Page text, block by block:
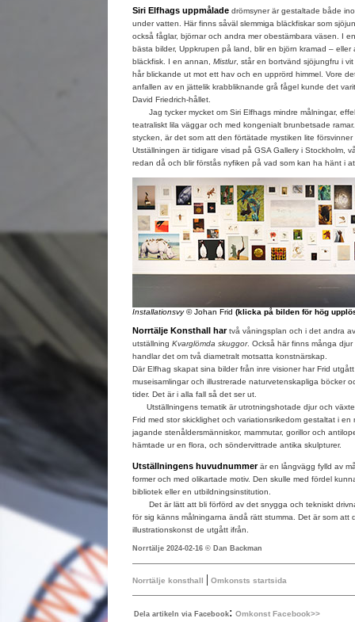
Siri Elfhags uppmålade drömsyner är gestaltade både
under vatten. Här finns såväl slemmiga bläckfiskar som
också fåglar, björnar och andra mer obestämbara väsen. I
bästa bilder, Uppkrupen på land, blir en björn kramad – eller
bläckfisk. I en annan, Mistlur, står en bortvänd sjöjungfru i
hår blickande ut mot ett hav och en upprörd himmel. Vore
anfallen av en jättelik krabbliknande grå fågel kunde det
David Friedrich-hållet.
Jag tycker mycket om Siri Elfhags mindre målningar,
teatraliskt lila väggar och med kongenialt brunbetsade
stycken, är det som att den förtätade mystiken lite
Utställningen är tidigare visad på GSA Gallery i Stockholm,
redan då och blir förstås nyfiken på vad som kan ha hänt i
Installationsvy© Johan Frid (klicka på bilden för hög
Norrtälje Konsthall hartvå våningsplan och i det andra
utställning Kvarglömda skuggor. Också här finns många
handlar det om två diametralt motsatta konstnärskap.
Där Elfhag skapat sina bilder från inre visioner har Frid
museisamlingar och illustrerade naturvetenskapliga böcker
tider. Det är i alla fall så det ser ut.
Utställningens tematik är utrotningshotade djur och
Frid med stor skicklighet och variationsrikedom gestaltat i en
jagande stenåldersmänniskor, mammutar, gorillor och
hämtade ur en flora, och söndervittrade antika skulpturer.
Utställningens huvudnummerär en långvägg fylld av
former och med olikartade motiv. Den skulle med fördel
bibliotek eller en utbildningsinstitution.
Det är lätt att bli förförd av det snygga och tekniskt
för sig känns målningarna ändå rätt stumma. Det är som att
illustrationskonst de utgått ifrån.
Norrtälje 2024-02-16 © Dan Backman
Norrtälje konsthall | Omkonsts startsida
Dela artikeln via Facebook: Omkonst Facebook>>